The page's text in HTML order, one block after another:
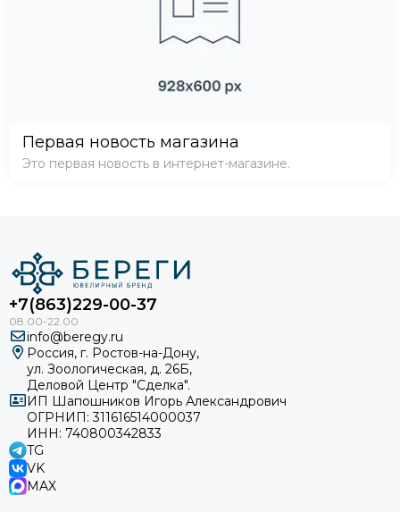
Первая новость магазина
Это первая новость в интернет-магазине.
+7(863)229-00-37
info@beregy.ru
Россия, г. Ростов-на-Дону,
ул. Зоологическая, д. 26Б,
Деловой Центр "Сделка".
ИП Шапошников Игорь Александрович
ОГРНИП: 311616514000037
ИНН: 740800342833
TG
VK
MAX